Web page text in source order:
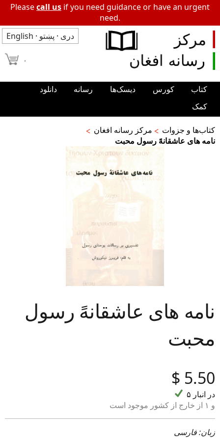
Pleasecall us if you need guidance or have an urgent
need.
English · دری · پښتو
۰
کتاب کورس دیسک‌ها رسانه
دانلود
کمک
مرکز رسانه افغان
کتاب‌ها و جزوات
نامه های عاشقانهً رسول محبت
نامه های عاشقانهً رسول
محبت
‎$ 5.50
۵ در انبار
و ۱ از خارج از کشور موجود است
زبان: فارسی